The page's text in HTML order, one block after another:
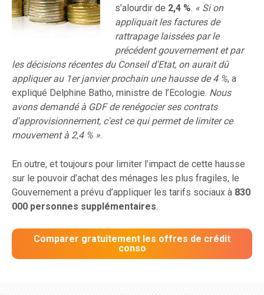
s’alourdir de 2,4 %. « Si on
appliquait les factures de
rattrapage laissées par le
précédent gouvernement et par
les décisions récentes du Conseil d'Etat, on aurait dû
appliquer au 1er janvier prochain une hausse de 4 %, a
expliqué Delphine Batho, ministre de l’Ecologie. Nous
avons demandé à GDF de renégocier ses contrats
d'approvisionnement, c'est ce qui permet de limiter ce
mouvement à 2,4 % ».
En outre, et toujours pour limiter l’impact de cette hausse
sur le pouvoir d’achat des ménages les plus fragiles, le
Gouvernement a prévu d’appliquer les tarifs sociaux à 830
000 personnes supplémentaires.
Comparer gratuitement les offres de crédit
conso